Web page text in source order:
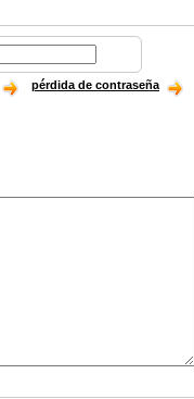
pérdida de contraseña